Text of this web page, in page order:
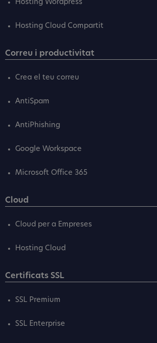
Hosting Wordpress
Hosting Cloud Compartit
Correu i productivitat
Crea el teu correu
AntiSpam
AntiPhishing
Google Workspace
Microsoft Office 365
Cloud
Cloud per a Empreses
Hosting Cloud
Certificats SSL
SSL Premium
SSL Enterprise